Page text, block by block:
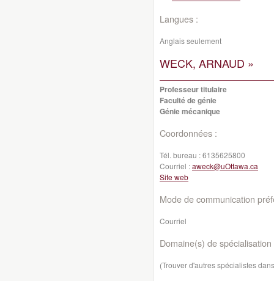
Langues :
Anglais seulement
WECK, ARNAUD »
Professeur titulaire
Faculté de génie
Génie mécanique
Coordonnées :
Tél. bureau :6135625800
Courriel :aweck@uOttawa.ca
Site web
Mode de communication
Courriel
Domaine(s) de spécialisation
(Trouver d'autres spécialistes